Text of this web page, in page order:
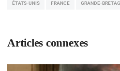
ÉTATS-UNIS FRANCE GRANDE-
Articles connexes